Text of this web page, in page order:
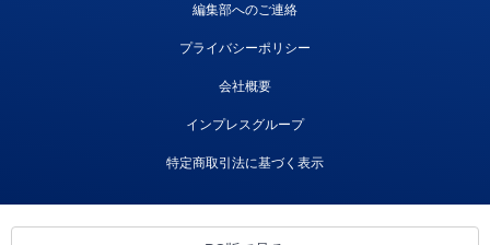
編集部へのご連絡
プライバシーポリシー
会社概要
インプレスグループ
特定商取引法に基づく表示